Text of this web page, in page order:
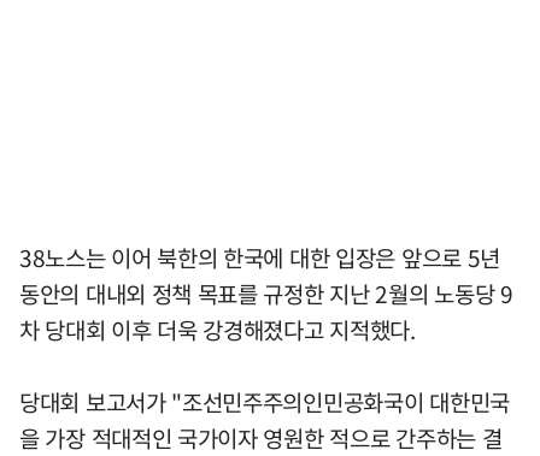
38노스는 이어 북한의 한국에 대한 입장은 앞으로 5년
동안의 대내외 정책 목표를 규정한 지난 2월의 노동당 9
차 당대회 이후 더욱 강경해졌다고 지적했다.
당대회 보고서가 "조선민주주의인민공화국이 대한민국
을 가장 적대적인 국가이자 영원한 적으로 간주하는 결